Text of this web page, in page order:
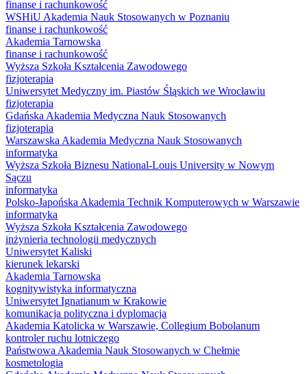
finanse i rachunkowość
WSHiU Akademia Nauk Stosowanych w Poznaniu
finanse i rachunkowość
Akademia Tarnowska
finanse i rachunkowość
Wyższa Szkoła Kształcenia Zawodowego
fizjoterapia
Uniwersytet Medyczny im. Piastów Śląskich we Wrocławiu
fizjoterapia
Gdańska Akademia Medyczna Nauk Stosowanych
fizjoterapia
Warszawska Akademia Medyczna Nauk Stosowanych
informatyka
Wyższa Szkoła Biznesu National-Louis University w Nowym
Sączu
informatyka
Polsko-Japońska Akademia Technik Komputerowych w Warszawie
informatyka
Wyższa Szkoła Kształcenia Zawodowego
inżynieria technologii medycznych
Uniwersytet Kaliski
kierunek lekarski
Akademia Tarnowska
kognitywistyka informatyczna
Uniwersytet Ignatianum w Krakowie
komunikacja polityczna i dyplomacja
Akademia Katolicka w Warszawie, Collegium Bobolanum
kontroler ruchu lotniczego
Państwowa Akademia Nauk Stosowanych w Chełmie
kosmetologia